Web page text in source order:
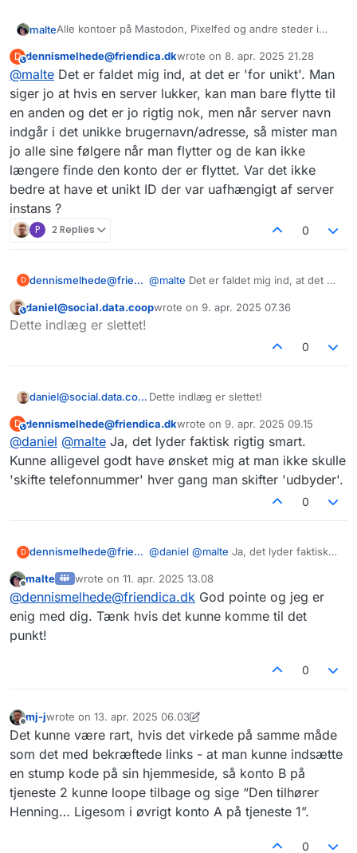
malteAlle kontoer på Mastodon, Pixelfed og andre steder i
@ (brugernavn) @ (server)
Fx er min adresse@malte@forum.fedi.dk
Du kan se en kontos adresse på dens profilside og hvis
brugeren kommer fra en anden server end din egen,
vises den typisk også ved deres brugernavn.
Du skal bare kopiere adressen ind i din egen servers
DThis user is from outside of this forum
dennismelhede@friendica.dkwrote on 8. apr. 2025 21.28
sidst redigeret af
@malte Det er faldet mig ind, at det er 'for unikt'. Man
siger jo at hvis en server lukker, kan man bare flytte til
en anden og det er jo rigtig nok, men når server navn
indgår i det unikke brugernavn/adresse, så mister man
jo alle sine følgere når man flytter og de kan ikke
længere finde den konto der er flyttet. Var det ikke
bedre at have et unikt ID der var uafhængigt af server
instans ?
P 2 Replies 0
D dennismelhede@friendica.dk @malte Det er faldet mig ind, at det er
server lukker, kan man bare flytte til
når server navn indgår i det unikke
er flyttet. Var det ikke bedre at have et
instans ?
This user is from outside of this forum
daniel@social.data.coopwrote on 9. apr. 2025 07.36
sidst redigeret af
Dette indlæg er slettet!
0
daniel@social.data.coop Dette indlæg er slettet!
DThis user is from outside of this forum
dennismelhede@friendica.dkwrote on 9. apr. 2025 09.15
sidst redigeret af
@daniel @malte Ja, det lyder faktisk rigtig smart.
Kunne alligevel godt have ønsket mig at man ikke skulle
'skifte telefonnummer' hver gang man skifter 'udbyder'.
0
D dennismelhede@friendica.dk @daniel @malte Ja, det lyder faktisk
Kunne alligevel godt have ønsket mig
at man ikke skulle 'skifte
telefonnummer' hver gang man skifter
Offline
malte wrote on 11. apr. 2025 13.08
sidst redigeret af
@dennismelhede@friendica.dk God pointe og jeg er
enig med dig. Tænk hvis det kunne komme til det
punkt!
0
Offline
mj-jwrote on 13. apr. 2025 06.03
sidst redigeret af mj-j
Det kunne være rart, hvis det virkede på samme måde
som det med bekræftede links - at man kunne indsætte
en stump kode på sin hjemmeside, så konto B på
tjeneste 2 kunne loope tilbage og sige “Den tilhører
Henning… Ligesom i øvrigt konto A på tjeneste 1”.
0